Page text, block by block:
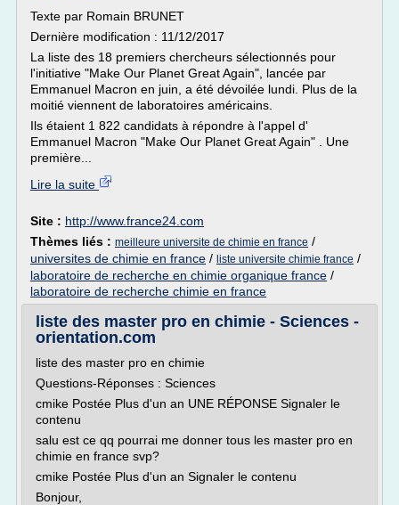
Texte par Romain BRUNET
Dernière modification : 11/12/2017
La liste des 18 premiers chercheurs sélectionnés pour
l'initiative "Make Our Planet Great Again", lancée par
Emmanuel Macron en juin, a été dévoilée lundi. Plus de la
moitié viennent de laboratoires américains.
Ils étaient 1 822 candidats à répondre à l'appel d'
Emmanuel Macron "Make Our Planet Great Again" . Une
première...
Lire la suite
Site : http://www.france24.com
Thèmes liés : meilleure universite de chimie en france /
universites de chimie en france / liste universite chimie france /
laboratoire de recherche en chimie organique france /
laboratoire de recherche chimie en france
liste des master pro en chimie - Sciences -
orientation.com
liste des master pro en chimie
Questions-Réponses : Sciences
cmike Postée Plus d'un an UNE RÉPONSE Signaler le
contenu
salu est ce qq pourrai me donner tous les master pro en
chimie en france svp?
cmike Postée Plus d'un an Signaler le contenu
Bonjour,